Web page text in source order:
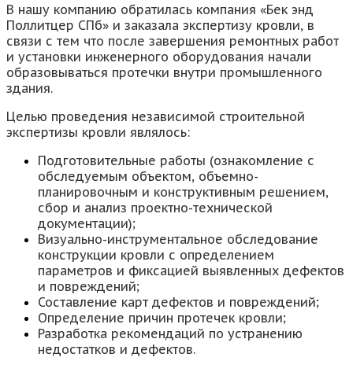
В нашу компанию обратилась компания «Бек энд
Поллитцер СПб» и заказала экспертизу кровли, в
связи с тем что после завершения ремонтных работ
и установки инженерного оборудования начали
образовываться протечки внутри промышленного
здания.
Целью проведения независимой строительной
экспертизы кровли являлось:
Подготовительные работы (ознакомление с
обследуемым объектом, объемно-
планировочным и конструктивным решением,
сбор и анализ проектно-технической
документации);
Визуально-инструментальное обследование
конструкции кровли с определением
параметров и фиксацией выявленных дефектов
и повреждений;
Составление карт дефектов и повреждений;
Определение причин протечек кровли;
Разработка рекомендаций по устранению
недостатков и дефектов.